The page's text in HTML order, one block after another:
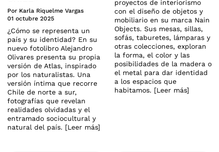
Por Karla Riquelme Vargas
01 octubre 2025
¿Cómo se representa un
país y su identidad? En su
nuevo fotolibro Alejandro
Olivares presenta su propia
versión de Atlas, inspirado
por los naturalistas. Una
versión íntima que recorre
Chile de norte a sur,
fotografías que revelan
realidades olvidadas y el
entramado sociocultural y
natural del país. [Leer más]
proyectos de interiorismo
con el diseño de objetos y
mobiliario en su marca Nain
Objects. Sus mesas, sillas,
sofás, taburetes, lámparas y
otras colecciones, exploran
la forma, el color y las
posibilidades de la madera o
el metal para dar identidad
a los espacios que
habitamos. [Leer más]